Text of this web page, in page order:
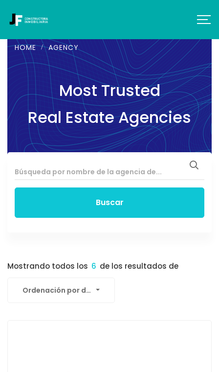
HOME AGENCY
Most Trusted
Real Estate Agencies
Buscar
Mostrando todos los 6 de los resultados de
Ordenación por defecto